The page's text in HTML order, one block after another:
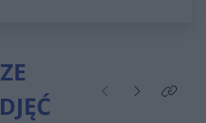
Poprzednie
NastępneKliknij